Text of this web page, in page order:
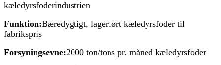
kæledyrsfoderindustrien
Funktion:Bæredygtigt, lagerført kæledyrsfoder til
fabrikspris
Forsyningsevne:2000 ton/tons pr. måned kæledyrsfoder